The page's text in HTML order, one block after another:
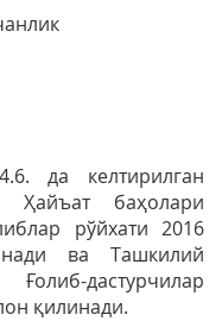
да келтирилган
Ҳайъат баҳолари
рўйхати 2016
ва Ташкилий
дастурчилар
қилинади.